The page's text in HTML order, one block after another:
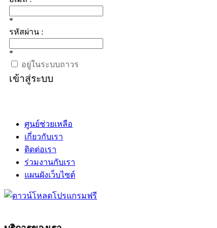
*
รหัสผ่าน :
*
อยู่ในระบบถาวร
เข้าสู่ระบบ
ศูนย์ช่วยเหลือ
เกี่ยวกับเรา
ติดต่อเรา
ร่วมงานกับเรา
แผนผังเว็บไซต์